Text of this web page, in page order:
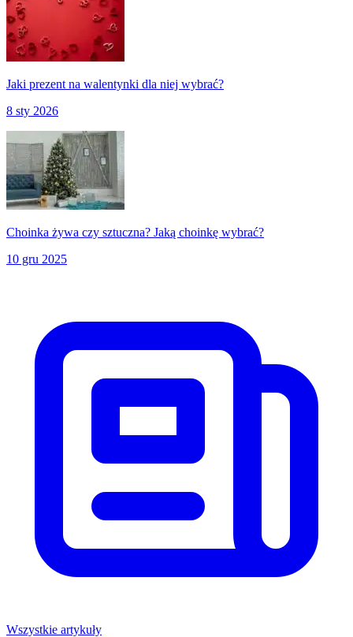
Jaki prezent na walentynki dla niej wybrać?
8 sty 2026
Choinka żywa czy sztuczna? Jaką choinkę wybrać?
10 gru 2025
Wszystkie artykuły